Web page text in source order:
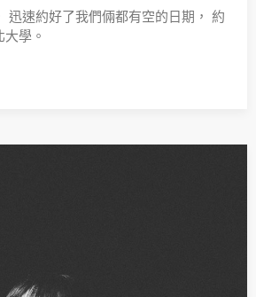
迅速約好了我們倆都有空的日期， 約
學。